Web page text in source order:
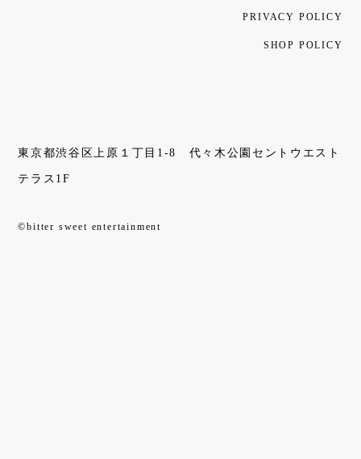
PRIVACY POLICY
SHOP POLICY
東京都渋谷区上原１丁目1-8 代々木公園セントウエスト
テラス1F
©bitter sweet entertainment